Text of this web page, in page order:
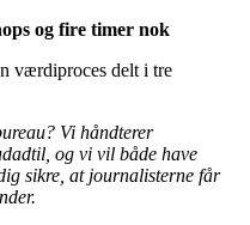
og fire timer nok
værdiproces delt i tre
Vi håndterer
og vi vil både have
sikre, at journalisterne får